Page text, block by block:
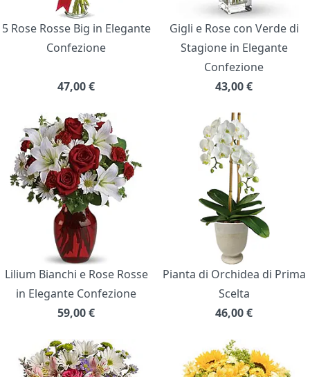
5 Rose Rosse Big in Elegante
Confezione
47,00€
Gigli e Rose con Verde di
Stagione in Elegante
Confezione
43,00€
Lilium Bianchi e Rose Rosse
in Elegante Confezione
59,00€
Pianta di Orchidea di Prima
Scelta
46,00€